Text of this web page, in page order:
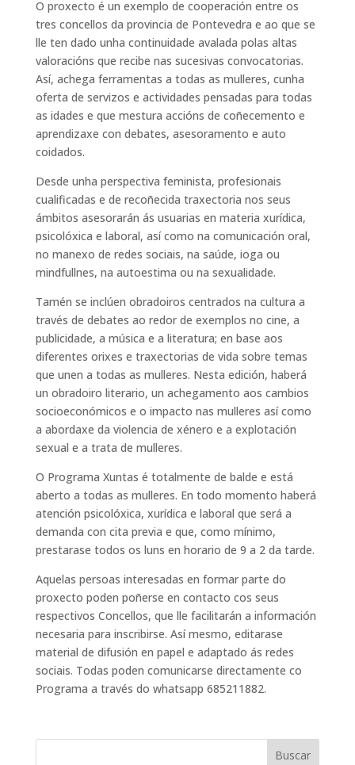
O proxecto é un exemplo de cooperación entre os
tres concellos da provincia de Pontevedra e ao que se
lle ten dado unha continuidade avalada polas altas
valoracións que recibe nas sucesivas convocatorias.
Así, achega ferramentas a todas as mulleres, cunha
oferta de servizos e actividades pensadas para todas
as idades e que mestura accións de coñecemento e
aprendizaxe con debates, asesoramento e auto
coidados.
Desde unha perspectiva feminista, profesionais
cualificadas e de recoñecida traxectoria nos seus
ámbitos asesorarán ás usuarias en materia xurídica,
psicolóxica e laboral, así como na comunicación oral,
no manexo de redes sociais, na saúde, ioga ou
mindfullnes, na autoestima ou na sexualidade.
Tamén se inclúen obradoiros centrados na cultura a
través de debates ao redor de exemplos no cine, a
publicidade, a música e a literatura; en base aos
diferentes orixes e traxectorias de vida sobre temas
que unen a todas as mulleres. Nesta edición, haberá
un obradoiro literario, un achegamento aos cambios
socioeconómicos e o impacto nas mulleres así como
a abordaxe da violencia de xénero e a explotación
sexual e a trata de mulleres.
O Programa Xuntas é totalmente de balde e está
aberto a todas as mulleres. En todo momento haberá
atención psicolóxica, xurídica e laboral que será a
demanda con cita previa e que, como mínimo,
prestarase todos os luns en horario de 9 a 2 da tarde.
Aquelas persoas interesadas en formar parte do
proxecto poden poñerse en contacto cos seus
respectivos Concellos, que lle facilitarán a información
necesaria para inscribirse. Así mesmo, editarase
material de difusión en papel e adaptado ás redes
sociais. Todas poden comunicarse directamente co
Programa a través do whatsapp 685211882.